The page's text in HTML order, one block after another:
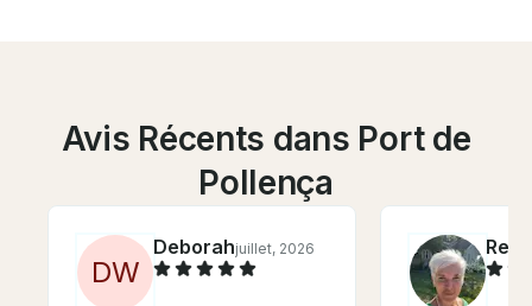
Avis Récents dans Port de
Pollença
DW
Deborahjuillet, 2026